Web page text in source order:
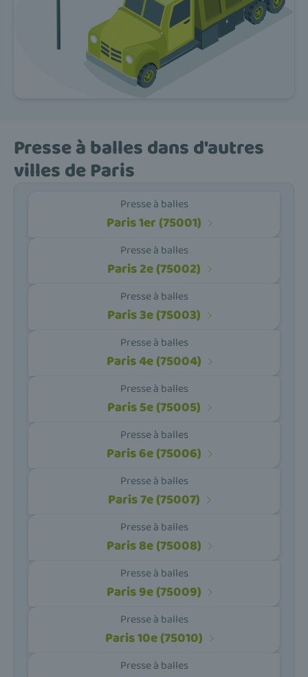
Presse à balles dans d'autres
villes de Paris
Presse à balles
Paris 1er (75001)
Presse à balles
Paris 2e (75002)
Presse à balles
Paris 3e (75003)
Presse à balles
Paris 4e (75004)
Presse à balles
Paris 5e (75005)
Presse à balles
Paris 6e (75006)
Presse à balles
Paris 7e (75007)
Presse à balles
Paris 8e (75008)
Presse à balles
Paris 9e (75009)
Presse à balles
Paris 10e (75010)
Presse à balles